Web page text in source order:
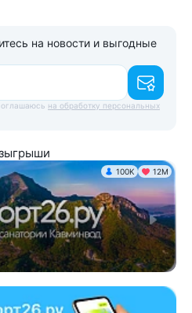
на новости и выгодные
на обработку персональных
100K 12М